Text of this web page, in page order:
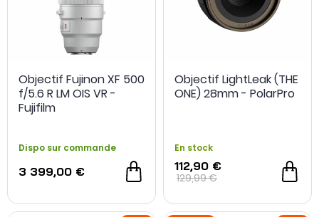
-200€ téléconvertisseur*
Objectif Fujinon XF 500
f/5.6 R LM OIS VR -
Fujifilm
Dispo sur commande
3 399,00 €
Objectif LightLeak (THE
ONE) 28mm - PolarPro
En stock
112,90 €
129,99 €